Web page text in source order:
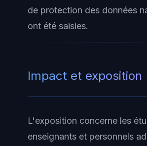
de protection des données
ont été saisies.
Impact et exposition
L'exposition concerne les
enseignants et personnels